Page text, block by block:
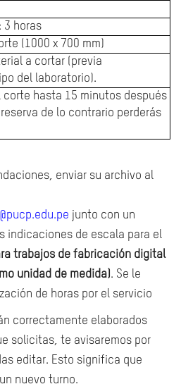
3 horas
(1000 x 700 mm)
a cortar (previa
del laboratorio).
corte hasta 15 minutos después
de lo contrario perderás
enviar su archivo al
cp.edu.pe junto con un
indicaciones de escala para el
trabajos de fabricación digital
unidad de medida). Se le
de horas por el servicio
correctamente elaborados
solicitas, te avisaremos por
editar. Esto significa que
nuevo turno.